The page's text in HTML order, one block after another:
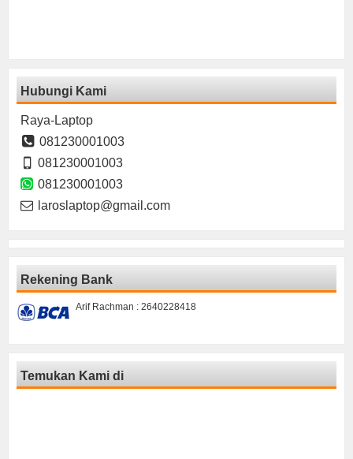
Hubungi Kami
Raya-Laptop
081230001003
081230001003
081230001003
laroslaptop@gmail.com
Rekening Bank
Arif Rachman : 2640228418
Temukan Kami di